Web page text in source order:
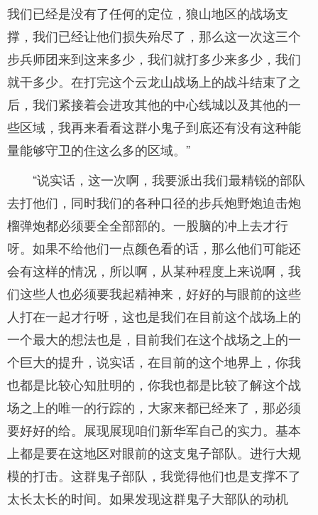
我们已经是没有了任何的定位，狼山地区的战场支
撑，我们已经让他们损失殆尽了，那么这一次这三个
步兵师团来到这来多少，我们就打多少来多少，我们
就干多少。在打完这个云龙山战场上的战斗结束了之
后，我们紧接着会进攻其他的中心线城以及其他的一
些区域，我再来看看这群小鬼子到底还有没有这种能
量能够守卫的住这么多的区域。”
“说实话，这一次啊，我要派出我们最精锐的部队
去打他们，同时我们的各种口径的步兵炮野炮迫击炮
榴弹炮都必须要全全部部的。一股脑的冲上去才行
呀。如果不给他们一点颜色看的话，那么他们可能还
会有这样的情况，所以啊，从某种程度上来说啊，我
们这些人也必须要我起精神来，好好的与眼前的这些
人打在一起才行呀，这也是我们在目前这个战场上的
一个最大的想法也是，目前我们在这个战场之上的一
个巨大的提升，说实话，在目前的这个地界上，你我
也都是比较心知肚明的，你我也都是比较了解这个战
场之上的唯一的行踪的，大家来都已经来了，那必须
要好好的给。展现展现咱们新华军自己的实力。基本
上都是要在这地区对眼前的这支鬼子部队。进行大规
模的打击。这群鬼子部队，我觉得他们也是支撑不了
太长太长的时间。如果发现这群鬼子大部队的动机